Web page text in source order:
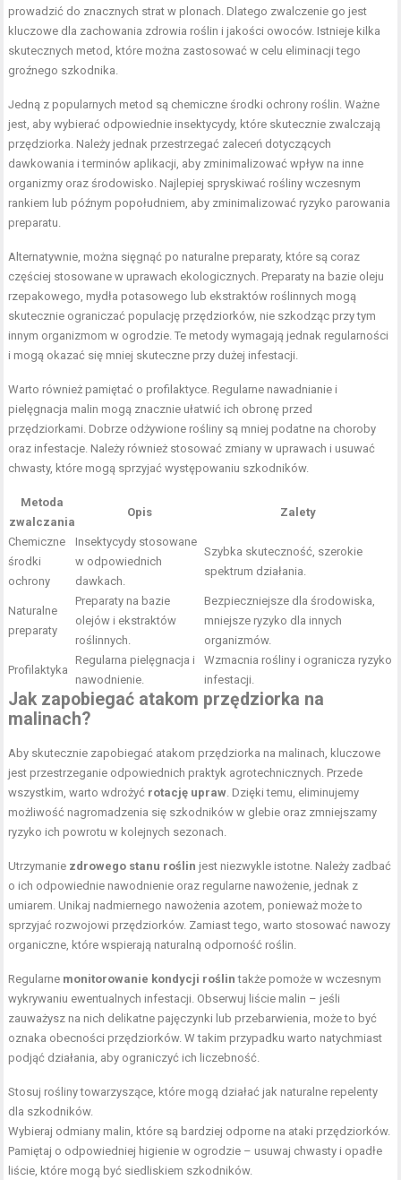
prowadzić do znacznych strat w plonach. Dlatego zwalczenie go jest
kluczowe dla zachowania zdrowia roślin i jakości owoców. Istnieje kilka
skutecznych metod, które można zastosować w celu eliminacji tego
groźnego szkodnika.
Jedną z popularnych metod są chemiczne środki ochrony roślin. Ważne
jest, aby wybierać odpowiednie insektycydy, które skutecznie zwalczają
przędziorka. Należy jednak przestrzegać zaleceń dotyczących
dawkowania i terminów aplikacji, aby zminimalizować wpływ na inne
organizmy oraz środowisko. Najlepiej spryskiwać rośliny wczesnym
rankiem lub późnym popołudniem, aby zminimalizować ryzyko parowania
preparatu.
Alternatywnie, można sięgnąć po naturalne preparaty, które są coraz
częściej stosowane w uprawach ekologicznych. Preparaty na bazie oleju
rzepakowego, mydła potasowego lub ekstraktów roślinnych mogą
skutecznie ograniczać populację przędziorków, nie szkodząc przy tym
innym organizmom w ogrodzie. Te metody wymagają jednak regularności
i mogą okazać się mniej skuteczne przy dużej infestacji.
Warto również pamiętać o profilaktyce. Regularne nawadnianie i
pielęgnacja malin mogą znacznie ułatwić ich obronę przed
przędziorkami. Dobrze odżywione rośliny są mniej podatne na choroby
oraz infestacje. Należy również stosować zmiany w uprawach i usuwać
chwasty, które mogą sprzyjać występowaniu szkodników.
Metoda
zwalczania
Opis Zalety
Chemiczne
środki
ochrony
Insektycydy stosowane
w odpowiednich
dawkach.
Szybka skuteczność, szerokie
spektrum działania.
Naturalne
preparaty
Preparaty na bazie
olejów i ekstraktów
roślinnych.
Bezpieczniejsze dla środowiska,
mniejsze ryzyko dla innych
organizmów.
Profilaktyka
Regularna pielęgnacja i
nawodnienie.
Wzmacnia rośliny i ogranicza ryzyko
infestacji.
Jak zapobiegać atakom przędziorka na
malinach?
Aby skutecznie zapobiegać atakom przędziorka na malinach, kluczowe
jest przestrzeganie odpowiednich praktyk agrotechnicznych. Przede
wszystkim, warto wdrożyć rotację upraw . Dzięki temu, eliminujemy
możliwość nagromadzenia się szkodników w glebie oraz zmniejszamy
ryzyko ich powrotu w kolejnych sezonach.
Utrzymanie zdrowego stanu roślin jest niezwykle istotne. Należy zadbać
o ich odpowiednie nawodnienie oraz regularne nawożenie, jednak z
umiarem. Unikaj nadmiernego nawożenia azotem, ponieważ może to
sprzyjać rozwojowi przędziorków. Zamiast tego, warto stosować nawozy
organiczne, które wspierają naturalną odporność roślin.
Regularne monitorowanie kondycji roślin także pomoże w wczesnym
wykrywaniu ewentualnych infestacji. Obserwuj liście malin – jeśli
zauważysz na nich delikatne pajęczynki lub przebarwienia, może to być
oznaka obecności przędziorków. W takim przypadku warto natychmiast
podjąć działania, aby ograniczyć ich liczebność.
Stosuj rośliny towarzyszące, które mogą działać jak naturalne repelenty
dla szkodników.
Wybieraj odmiany malin, które są bardziej odporne na ataki przędziorków.
Pamiętaj o odpowiedniej higienie w ogrodzie – usuwaj chwasty i opadłe
liście, które mogą być siedliskiem szkodników.